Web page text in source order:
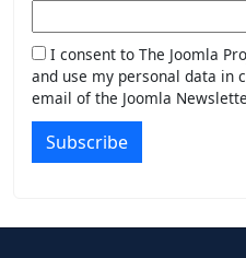
I consent to The Joomla
and use my personal data in
email of the Joomla
Subscribe